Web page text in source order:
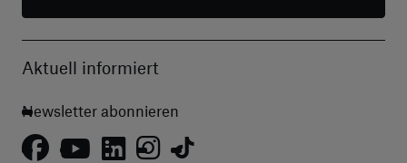
Aktuell informiert
Newsletter abonnieren